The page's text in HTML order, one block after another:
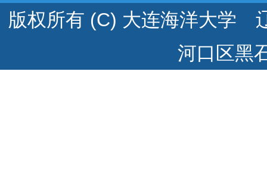
版权所有 (C) 大连海洋大学
河口区黑